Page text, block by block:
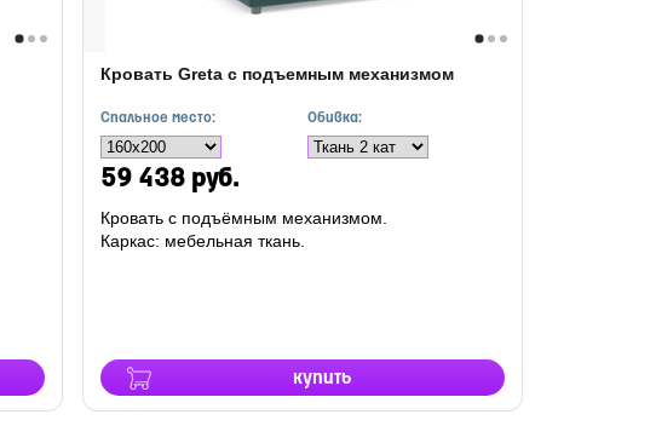
Кровать Greta с подъемным механизмом
Спальное место: Обивка:
59 438 руб.
купить
Кровать с подъёмным механизмом.
Каркас: мебельная ткань.